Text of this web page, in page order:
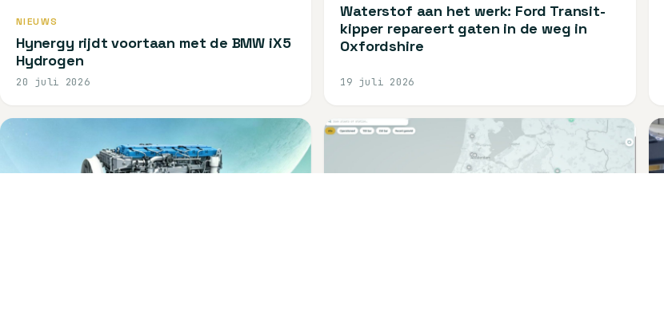
NIEUWS
Hynergy rijdt voortaan met de BMW iX5
Hydrogen
20 juli 2026
Waterstof aan het werk: Ford Transit-
kipper repareert gaten in de weg in
Oxfordshire
19 juli 2026